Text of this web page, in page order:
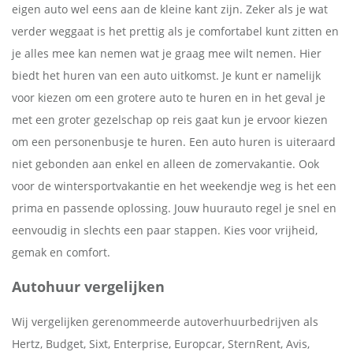
eigen auto wel eens aan de kleine kant zijn. Zeker als je wat
verder weggaat is het prettig als je comfortabel kunt zitten en
je alles mee kan nemen wat je graag mee wilt nemen. Hier
biedt het huren van een auto uitkomst. Je kunt er namelijk
voor kiezen om een grotere auto te huren en in het geval je
met een groter gezelschap op reis gaat kun je ervoor kiezen
om een personenbusje te huren. Een auto huren is uiteraard
niet gebonden aan enkel en alleen de zomervakantie. Ook
voor de wintersportvakantie en het weekendje weg is het een
prima en passende oplossing. Jouw huurauto regel je snel en
eenvoudig in slechts een paar stappen. Kies voor vrijheid,
gemak en comfort.
Autohuur vergelijken
Wij vergelijken gerenommeerde autoverhuurbedrijven als
Hertz, Budget, Sixt, Enterprise, Europcar, SternRent, Avis,